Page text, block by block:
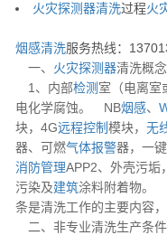
火灾探测器清洗过程火
烟感清洗服务热线：
一、 火灾探测器清洗概念
1、内部检测 室（电离室
电化学腐蚀。 NB烟感、
块，4G远程控制模块， 无
器、可燃气体报警器，一键
消防管理APP2、外壳污垢
污染及建筑涂料附着物。
条是清洗工作的主要内容
二、非专业清洗生产条